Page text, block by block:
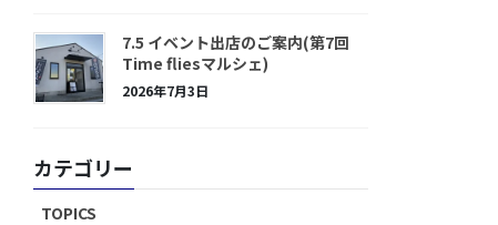
7.5 イベント出店のご案内(第7回
Time fliesマルシェ)
2026年7月3日
カテゴリー
TOPICS